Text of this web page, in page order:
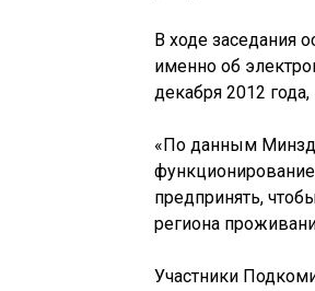
В ходе заседания
именно об
декабря 2012
«По данным
предпринять,
региона
Участники